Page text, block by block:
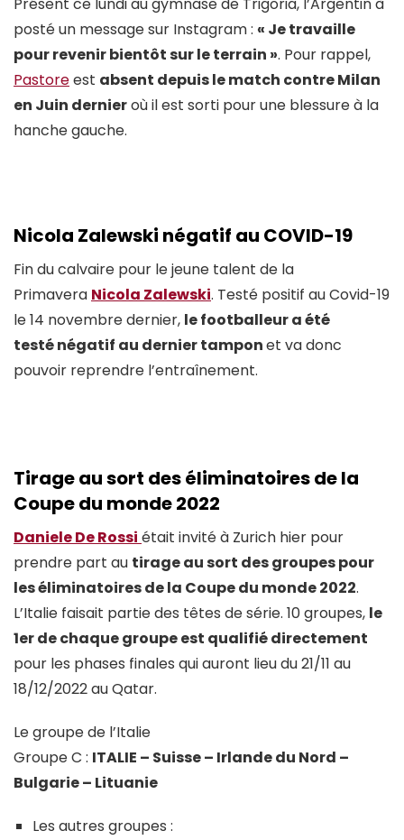
Présent ce lundi au gymnase de Trigoria, l’Argentin à
posté un message sur Instagram : « Je travaille
pour revenir bientôt sur le terrain ». Pour rappel,
Pastoreest absent depuis le match contre Milan
en Juin dernieroù il est sorti pour une blessure à la
hanche gauche.
Nicola Zalewski négatif au COVID-19
Fin du calvaire pour le jeune talent de la
Primavera Nicola Zalewski. Testé positif au Covid-19
le 14 novembre dernier, le footballeur a été
testé négatif au dernier tamponet va donc
pouvoir reprendre l’entraînement.
Tirage au sort deséliminatoires de la
Coupe du monde 2022
Daniele De Rossi était invité à Zurich hier pour
prendre part au tirage au sort des groupes pour
les éliminatoires de la Coupe du monde 2022.
L’Italie faisait partie des têtes de série. 10 groupes, le
1er de chaque groupe est qualifié directement
pour les phases finales qui auront lieu du 21/11 au
18/12/2022 au Qatar.
Le groupe de l’Italie
Groupe C : ITALIE – Suisse – Irlande du Nord –
Bulgarie – Lituanie
Les autres groupes :